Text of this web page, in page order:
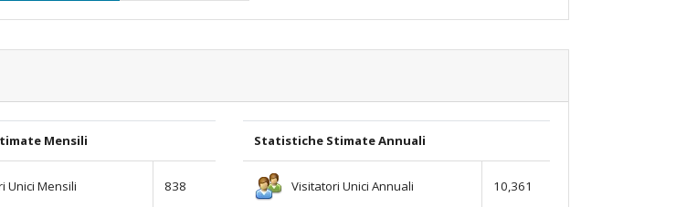
Mensili
Unici Mensili 838
Statistiche Stimate Annuali
Visitatori Unici Annuali 10,361